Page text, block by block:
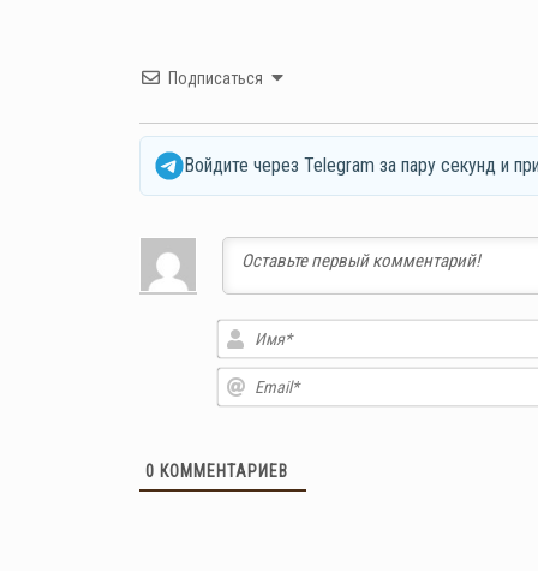
Подписаться
Войдите через Telegram за пару секунд и
0 КОММЕНТАРИЕВ